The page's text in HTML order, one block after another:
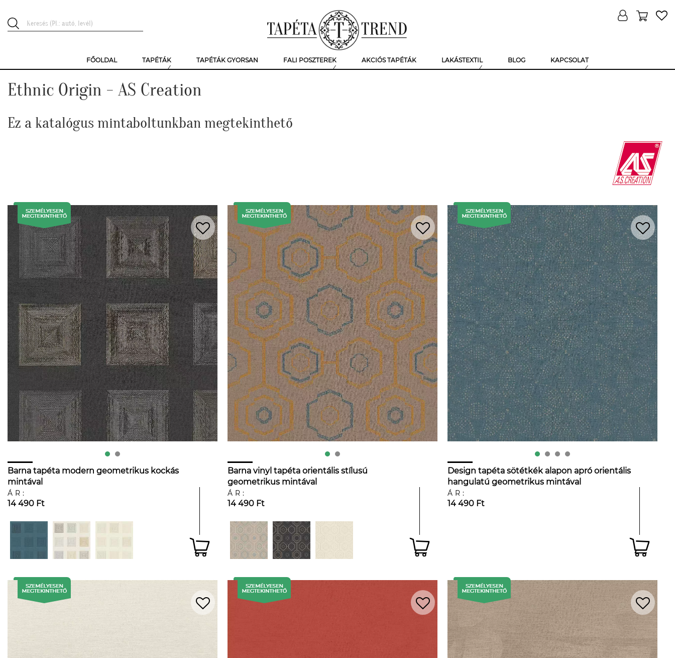
FŐOLDAL TAPÉTÁK TAPÉTÁK GYORSAN FALI POSZTEREK AKCIÓS TAPÉTÁK LAKÁSTEXTIL BLOG KAPCSOLAT
Ethnic Origin - AS Creation
Ez a katalógus mintaboltunkban megtekinthető
Barna tapéta modern geometrikus kockás
mintával
ÁR:
14 490 Ft
Barna vinyl tapéta orientális stílusú
geometrikus mintával
ÁR:
14 490 Ft
Design tapéta sötétkék alapon apró orientális
hangulatú geometrikus mintával
ÁR:
14 490 Ft